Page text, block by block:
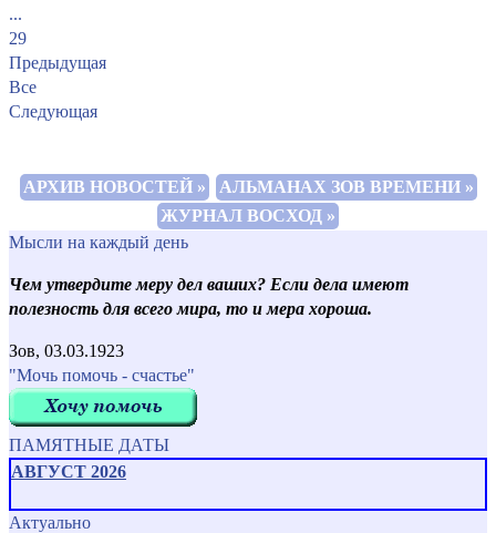
...
29
Предыдущая
Все
Следующая
АРХИВ НОВОСТЕЙ »
АЛЬМАНАХ ЗОВ ВРЕМЕНИ »
ЖУРНАЛ ВОСХОД »
Мысли на каждый день
Чем утвердите меру дел ваших? Если дела имеют
полезность для всего мира, то и мера хороша.
Зов, 03.03.1923
"Мочь помочь - счастье"
ПАМЯТНЫЕ ДАТЫ
АВГУСТ 2026
Актуально